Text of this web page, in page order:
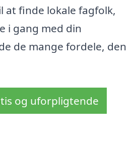
at finde lokale fagfolk,
i gang med din
de mange fordele, den
og uforpligtende